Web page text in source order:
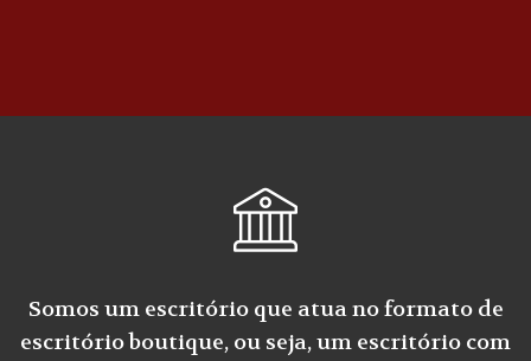
Somos um escritório que atua no formato de
escritório boutique, ou seja, um escritório com